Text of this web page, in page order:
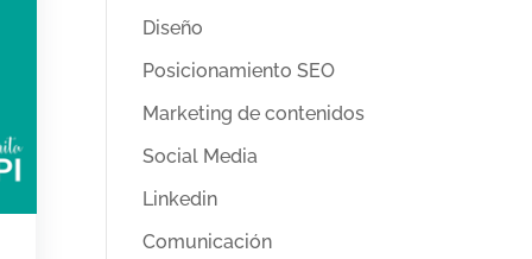
Diseño
Posicionamiento SEO
Marketing de contenidos
Social Media
Linkedin
Comunicación